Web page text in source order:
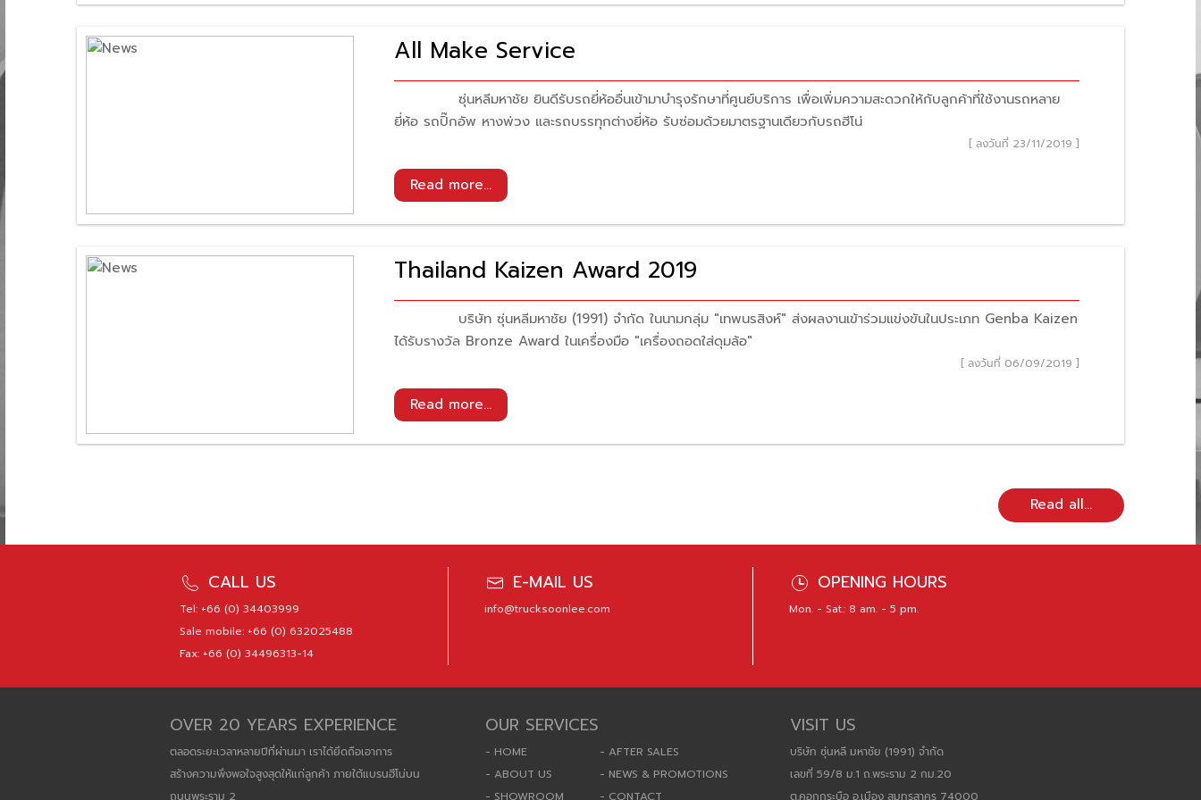
All Make Service
ซุ่นหลีมหาชัย ยินดีรับรถยี่ห้ออื่นเข้ามาบำรุงรักษาที่ศูนย์บริการ เพื่อเพิ่มความสะดวกให้กับลูกค้าที่ใช้งานรถหลาย
ยี่ห้อ รถปิ๊กอัพ หางพ่วง และรถบรรทุกต่างยี่ห้อ รับซ่อมด้วยมาตรฐานเดียวกับรถฮีโน่
[ ลงวันที่ 23/11/2019 ]
Thailand Kaizen Award 2019
บริษัท ซุ่นหลีมหาชัย (1991) จำกัด ในนามกลุ่ม "เทพนรสิงห์" ส่งผลงานเข้าร่วมแข่งขันในประเภท Genba Kaizen
ได้รับรางวัล Bronze Award ในเครื่องมือ "เครื่องถอดใส่ดุมล้อ"
[ ลงวันที่ 06/09/2019 ]
CALL US
Tel: +66 (0) 34403999
Sale mobile: +66 (0) 632025488
Fax: +66 (0) 34496313-14
E-MAIL US
info@trucksoonlee.com
OPENING HOURS
Mon. - Sat.: 8 am. - 5 pm.
OVER 20 YEARS EXPERIENCE
ตลอดระยะเวลาหลายปีที่ผ่านมา เราได้ยึดถือเอาการ
สร้างความพึงพอใจสูงสุดให้แก่ลูกค้า ภายใต้แบรนฮีโน่บน
ถนนพระราม 2
OUR SERVICES
- HOME
- ABOUT US
- SHOWROOM
- AFTER SALES
- NEWS & PROMOTIONS
- CONTACT
VISIT US
บริษัท ซุ่นหลี มหาชัย (1991) จำกัด
เลขที่ 59/8 ม.1 ถ.พระราม 2 กม.20
ต.คอกกระบือ อ.เมือง สมุทรสาคร 74000